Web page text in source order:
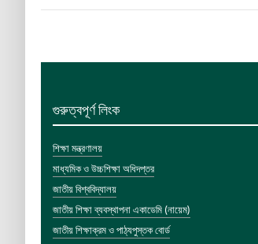
গুরুত্বপূর্ণ লিংক
শিক্ষা মন্ত্রণালয়
মাধ্যমিক ও উচ্চশিক্ষা অধিদপ্তর
জাতীয় বিশ্ববিদ্যালয়
জাতীয় শিক্ষা ব্যবস্থাপনা একাডেমি (নায়েম)
জাতীয় শিক্ষাক্রম ও পাঠ্যপুস্তক বোর্ড